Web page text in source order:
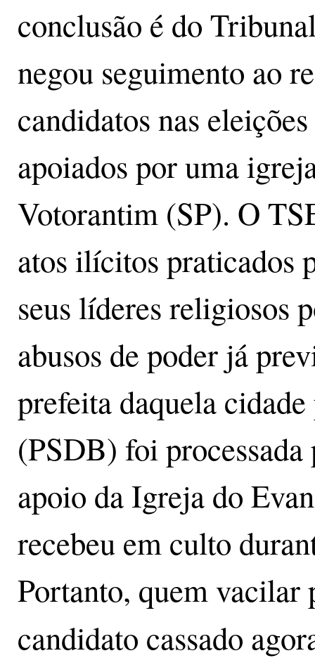
conclusão é do
negou seguimento ao
candidatos nas
apoiados por uma
Votorantim (SP). O
atos ilícitos praticados
seus líderes religiosos
abusos de poder já
prefeita daquela
(PSDB) foi
apoio da Igreja do
recebeu em culto
Portanto, quem vacilar
candidato cassado